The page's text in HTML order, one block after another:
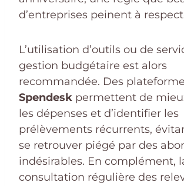
d’entreprises peinent à
L’utilisation d’outils ou de
gestion budgétaire est alors
recommandée. Des
Spendesk permettent de
les dépenses et d’identifier les
prélèvements récurrents,
se retrouver piégé par des
indésirables. En complément,
consultation régulière des